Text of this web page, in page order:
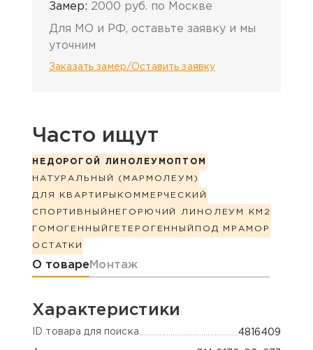
Замер: 2000 руб. по Москве
Для МО и РФ, оставьте заявку и мы
уточним
Заказать замер/Оставить заявку
Часто ищут
НЕДОРОГОЙ ЛИНОЛЕУМ ОПТОМ
НАТУРАЛЬНЫЙ (МАРМОЛЕУМ)
ДЛЯ КВАРТИРЫ КОММЕРЧЕСКИЙ
СПОРТИВНЫЙ НЕГОРЮЧИЙ ЛИНОЛЕУМ КМ2
ГОМОГЕННЫЙ ГЕТЕРОГЕННЫЙ ПОД МРАМОР
ОСТАТКИ
Информация о товаре
О товаре Монтаж
Характеристики
ID товара для поиска 4816409